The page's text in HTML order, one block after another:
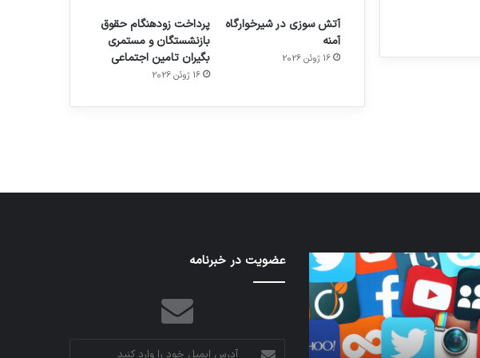
آتش سوزی در شیرخوارگاه
آمنه
16 ژوئن 2026
پرداخت زودهنگام حقوق
بازنشستگان و مستمری
بگیران تامین اجتماعی
16 ژوئن 2026
هدفون های 2023
نخستین
کاملا
خودران
اپل
عضویت در خبرنامه
آدرس